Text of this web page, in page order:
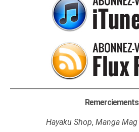
Remerciements
Hayaku Shop, Manga Mag